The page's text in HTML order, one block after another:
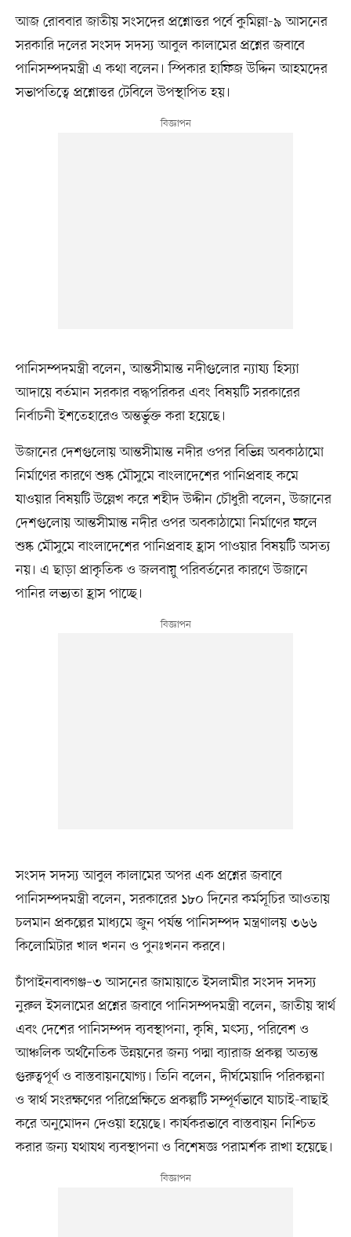
আজ রোববার জাতীয় সংসদের প্রশ্নোত্তর পর্বে কুমিল্লা-৯ আসনের
সরকারি দলের সংসদ সদস্য আবুল কালামের প্রশ্নের জবাবে
পানিসম্পদমন্ত্রী এ কথা বলেন। স্পিকার হাফিজ উদ্দিন আহমদের
সভাপতিত্বে প্রশ্নোত্তর টেবিলে উপস্থাপিত হয়।
পানিসম্পদমন্ত্রী বলেন, আন্তসীমান্ত নদীগুলোর ন্যায্য হিস্যা
আদায়ে বর্তমান সরকার বদ্ধপরিকর এবং বিষয়টি সরকারের
নির্বাচনী ইশতেহারেও অন্তর্ভুক্ত করা হয়েছে।
উজানের দেশগুলোয় আন্তসীমান্ত নদীর ওপর বিভিন্ন অবকাঠামো
নির্মাণের কারণে শুষ্ক মৌসুমে বাংলাদেশের পানিপ্রবাহ কমে
যাওয়ার বিষয়টি উল্লেখ করে শহীদ উদ্দীন চৌধুরী বলেন, উজানের
দেশগুলোয় আন্তসীমান্ত নদীর ওপর অবকাঠামো নির্মাণের ফলে
শুষ্ক মৌসুমে বাংলাদেশের পানিপ্রবাহ হ্রাস পাওয়ার বিষয়টি অসত্য
নয়। এ ছাড়া প্রাকৃতিক ও জলবায়ু পরিবর্তনের কারণে উজানে
পানির লভ্যতা হ্রাস পাচ্ছে।
সংসদ সদস্য আবুল কালামের অপর এক প্রশ্নের জবাবে
পানিসম্পদমন্ত্রী বলেন, সরকারের ১৮০ দিনের কর্মসূচির আওতায়
চলমান প্রকল্পের মাধ্যমে জুন পর্যন্ত পানিসম্পদ মন্ত্রণালয় ৩৬৬
কিলোমিটার খাল খনন ও পুনঃখনন করবে।
চাঁপাইনবাবগঞ্জ–৩ আসনের জামায়াতে ইসলামীর সংসদ সদস্য
নুরুল ইসলামের প্রশ্নের জবাবে পানিসম্পদমন্ত্রী বলেন, জাতীয় স্বার্থ
এবং দেশের পানিসম্পদ ব্যবস্থাপনা, কৃষি, মৎস্য, পরিবেশ ও
আঞ্চলিক অর্থনৈতিক উন্নয়নের জন্য পদ্মা ব্যারাজ প্রকল্প অত্যন্ত
গুরুত্বপূর্ণ ও বাস্তবায়নযোগ্য। তিনি বলেন, দীর্ঘমেয়াদি পরিকল্পনা
ও স্বার্থ সংরক্ষণের পরিপ্রেক্ষিতে প্রকল্পটি সম্পূর্ণভাবে যাচাই-বাছাই
করে অনুমোদন দেওয়া হয়েছে। কার্যকরভাবে বাস্তবায়ন নিশ্চিত
করার জন্য যথাযথ ব্যবস্থাপনা ও বিশেষজ্ঞ পরামর্শক রাখা হয়েছে।